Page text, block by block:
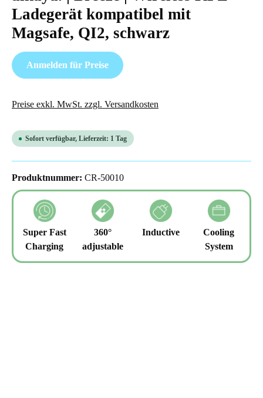
Ladegerät kompatibel mit
Magsafe, QI2, schwarz
Anmelden für Preise
Preise exkl. MwSt. zzgl. Versandkosten
Sofort verfügbar, Lieferzeit: 1 Tag
Produktnummer: CR-50010
Super Fast
Charging
360°
adjustable
Inductive
Cooling
System